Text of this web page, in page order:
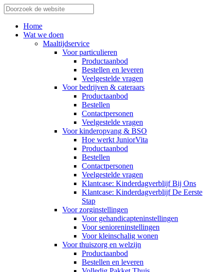
Home
Wat we doen
Maaltijdservice
Voor particulieren
Productaanbod
Bestellen en leveren
Veelgestelde vragen
Voor bedrijven & cateraars
Productaanbod
Bestellen
Contactpersonen
Veelgestelde vragen
Voor kinderopvang & BSO
Hoe werkt JuniorVita
Productaanbod
Bestellen
Contactpersonen
Veelgestelde vragen
Klantcase: Kinderdagverblijf Bij Ons
Klantcase: Kinderdagverblijf De Eerste
Stap
Voor zorginstellingen
Voor gehandicapteninstellingen
Voor senioreninstellingen
Voor kleinschalig wonen
Voor thuiszorg en welzijn
Productaanbod
Bestellen en leveren